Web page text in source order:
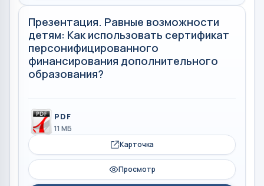
Презентация. Равные возможности
детям: Как использовать сертификат
персонифицированного
финансирования дополнительного
образования?
PDF
11 МБ
Карточка
Просмотр